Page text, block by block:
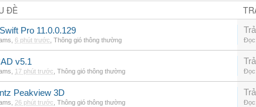
ĐỀ
Pro 11.0.0.129
6 phút trước Thông gió thông thường Đọc:
v5.1
17 phút trước Thông gió thông thường Đọc:
Peakview 3D
26 phút trước Thông gió thông thường Đọc: